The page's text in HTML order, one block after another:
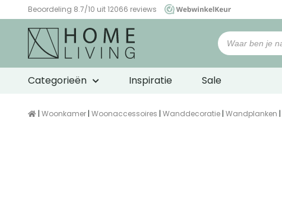
Beoordeling 8.7/10 uit 12066 reviews
WebwinkelKeur
Categorieën Inspiratie Sale
| Woonkamer | Woonaccessoires | Wanddecoratie | Wandplanken |